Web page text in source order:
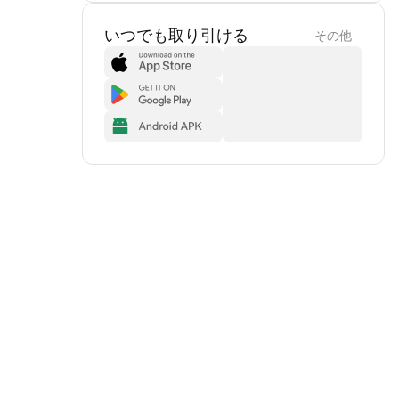
いつでも取り引ける その他